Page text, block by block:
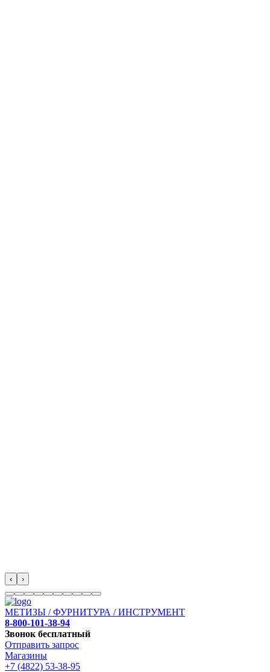
‹ ›
МЕТИЗЫ / ФУРНИТУРА / ИНСТРУМЕНТ
8-800-101-38-94
Звонок бесплатный
Отправить запрос
Магазины
+7 (4822) 53-38-95